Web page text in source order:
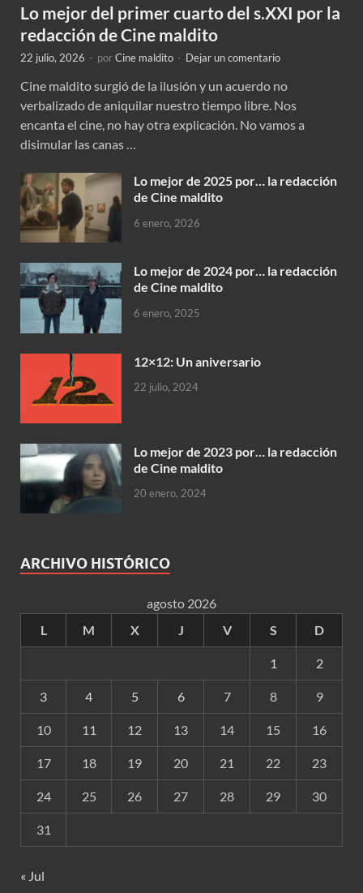
Lo mejor del primer cuarto del s.XXI por la
redacción de Cine maldito
22 julio, 2026 - porCine maldito - Dejar un comentario
Cine maldito surgió de la ilusión y un acuerdo no
verbalizado de aniquilar nuestro tiempo libre. Nos
encanta el cine, no hay otra explicación. No vamos a
disimular las canas …
Lo mejor de 2025 por… la redacción
de Cine maldito
6 enero, 2026
Lo mejor de 2024 por… la redacción
de Cine maldito
6 enero, 2025
12×12: Un aniversario
22 julio, 2024
Lo mejor de 2023 por… la redacción
de Cine maldito
20 enero, 2024
ARCHIVO HISTÓRICO
agosto 2026
L
M X J V S D
1 2
3 4 5 6 7 8 9
10 11 12 13 14 15 16
17 18 19 20 21 22 23
24 25 26 27 28 29 30
31
« Jul